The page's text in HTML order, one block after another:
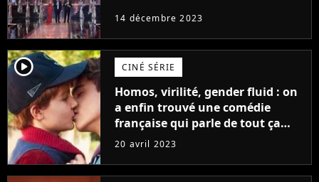
14 décembre 2023
player2 CINÉ SÉRIE
Homos, virilité, gender fluid : on
a enfin trouvé une comédie
française qui parle de tout ça
sans être super ringarde
20 avril 2023